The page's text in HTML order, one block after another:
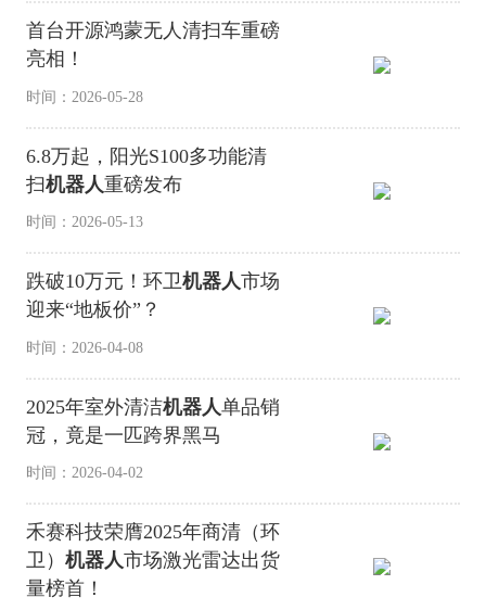
首台开源鸿蒙无人清扫车重磅
亮相！
时间：2026-05-28
6.8万起，阳光S100多功能清
扫机器人重磅发布
时间：2026-05-13
跌破10万元！环卫机器人市场
迎来“地板价”？
时间：2026-04-08
2025年室外清洁机器人单品销
冠，竟是一匹跨界黑马
时间：2026-04-02
禾赛科技荣膺2025年商清（环
卫） 机器人市场激光雷达出货
量榜首！